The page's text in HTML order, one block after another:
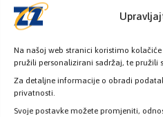
Na našoj web stranici koristimo
pružili personalizirani sadržaj, te pružili
Za detaljne informacije o obradi
privatnosti.
Svoje postavke možete promjeniti,